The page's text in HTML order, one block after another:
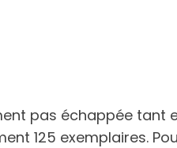
pas échappée tant
125 exemplaires.